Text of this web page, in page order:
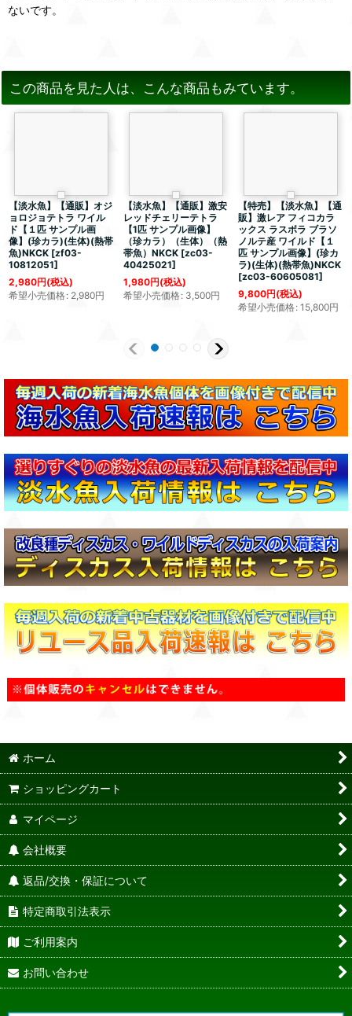
ないです。
この商品を見た人は、こんな商品もみています。
【淡水魚】【通販】オジ
ョロジョテトラ ワイル
ド【１匹 サンプル画
像】(珍カラ)(生体)(熱帯
魚)NKCK [zf03-
10812051]
2,980円(税込)
希望小売価格: 2,980円
【淡水魚】【通販】激安
レッドチェリーテトラ
【1匹 サンプル画像】
（珍カラ）（生体）（熱
帯魚）NKCK [zc03-
40425021]
1,980円(税込)
希望小売価格: 3,500円
【特売】【淡水魚】【通
販】激レア フィコカラ
ックス ラスボラ ブラソ
ノルテ産 ワイルド【１
匹 サンプル画像】(珍カ
ラ)(生体)(熱帯魚)NKCK
[zc03-60605081]
9,800円(税込)
希望小売価格: 15,800円
ホーム
ショッピングカート
マイページ
会社概要
返品/交換・保証について
特定商取引法表示
ご利用案内
お問い合わせ